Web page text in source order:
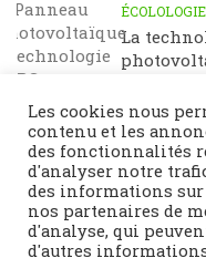
ÉCOLOLOGIE
La
23 JANVIER
Les cookies nous
contenu et les
des fonctionnalités
d'analyser notre
des informations
nos partenaires de
d'analyse, qui
d'autres